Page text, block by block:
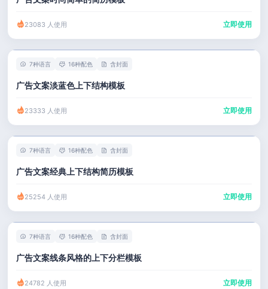
23083 人使用 立即使用
7种语言 16种配色 含封面
广告文案淡蓝色上下结构模板
23333 人使用 立即使用
7种语言 16种配色 含封面
广告文案经典上下结构简历模板
25254 人使用 立即使用
7种语言 16种配色 含封面
广告文案线条风格的上下分栏模板
24782 人使用 立即使用